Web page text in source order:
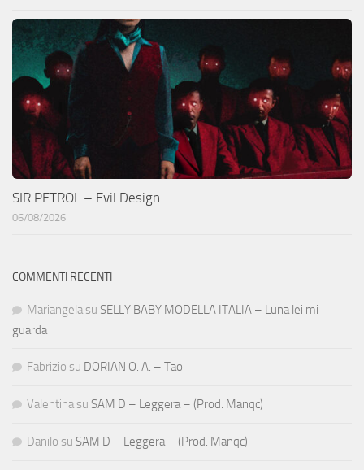
SIR PETROL – Evil Design
06/08/2026
COMMENTI RECENTI
Mariangela su SELLY BABY MODELLA ITALIA – Luna lei mi
guarda
Fabrizio su DORIAN O. A. – Tao
Valentina su SAM D – Leggera – (Prod. Manqc)
Danilo su SAM D – Leggera – (Prod. Manqc)